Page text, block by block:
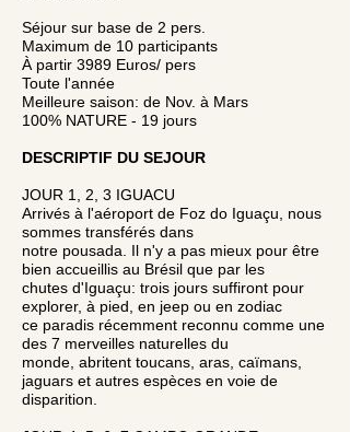
Séjour sur base de 2 pers.
Maximum de 10 participants
À partir 3989 Euros/ pers
Toute l'année
Meilleure saison: de Nov. à Mars
100% NATURE - 19 jours
DESCRIPTIF DU SEJOUR
JOUR 1, 2, 3 IGUACU
Arrivés à l'aéroport de Foz do Iguaçu, nous
sommes transférés dans
notre pousada. Il n'y a pas mieux pour être
bien accueillis au Brésil que par les
chutes d'Iguaçu: trois jours suffiront pour
explorer, à pied, en jeep ou en zodiac
ce paradis récemment reconnu comme une
des 7 merveilles naturelles du
monde, abritent toucans, aras, caïmans,
jaguars et autres espèces en voie de
disparition.